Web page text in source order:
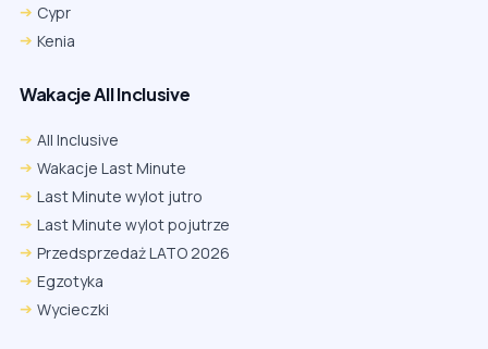
Cypr
Kenia
Wakacje All Inclusive
All Inclusive
Wakacje Last Minute
Last Minute wylot jutro
Last Minute wylot pojutrze
Przedsprzedaż LATO 2026
Egzotyka
Wycieczki